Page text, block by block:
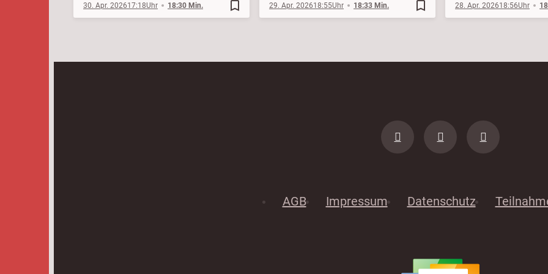
30. Apr. 202617:18 18:30 Min. bookmark_border 29. Apr. 202618:55 18:33 Min. bookmark_border 28. Apr. 202618:56
AGB Impressum Datenschutz